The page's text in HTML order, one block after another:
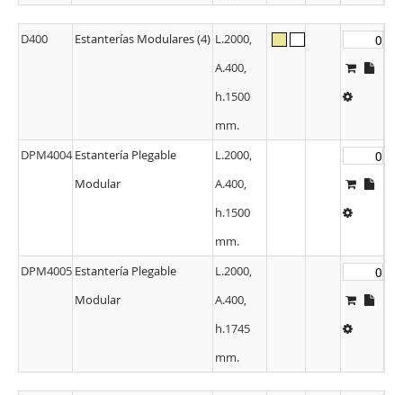
D400 Estanterías Modulares (4) L.2000,
A.400,
h.1500
mm.
DPM4004 Estantería Plegable
Modular
L.2000,
A.400,
h.1500
mm.
DPM4005 Estantería Plegable
Modular
L.2000,
A.400,
h.1745
mm.